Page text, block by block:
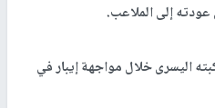
إلى الملاعب.
اليسرى خلال مواجهة إيبار في